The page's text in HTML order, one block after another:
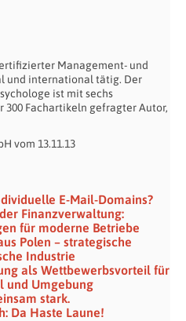
Management- und
und international tätig. Der
ist mit sechs
Fachartikeln gefragter Autor,
vom 13.11.13
E-Mail-Domains?
Finanzverwaltung:
für moderne Betriebe
Polen – strategische
Industrie
als Wettbewerbsvorteil für
und Umgebung
stark.
Da Haste Laune!